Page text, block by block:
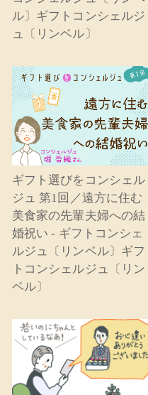
ル〕ギフトコンシェルジ
ュ〔リンベル〕
ギフト選びをコンシェル
ジュ 第1回／遠方に住む
美食家の先輩夫婦への結
婚祝い - ギフトコンシェ
ルジュ〔リンベル〕ギフ
トコンシェルジュ〔リン
ベル〕